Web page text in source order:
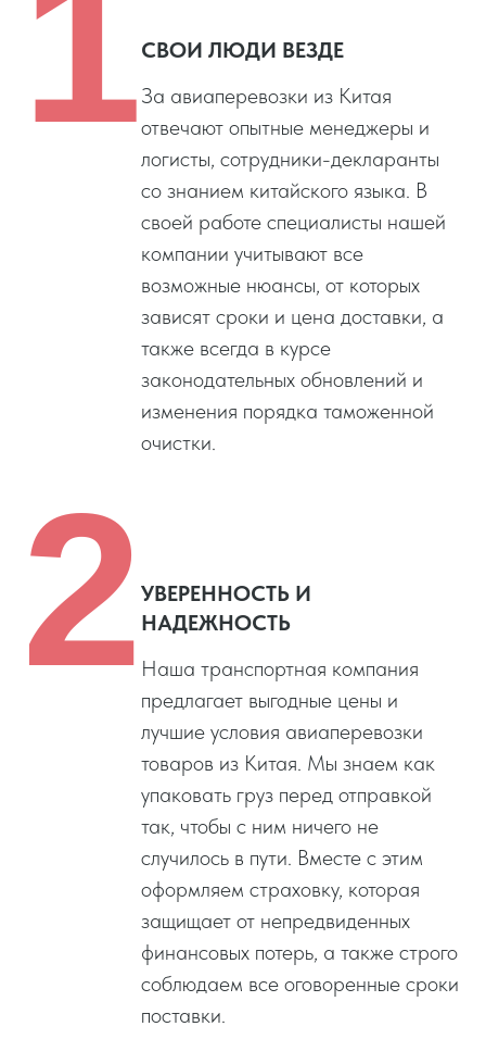
СВОИ ЛЮДИ ВЕЗДЕ
За авиаперевозки из Китая
отвечают опытные менеджеры и
логисты, сотрудники-декларанты
со знанием китайского языка. В
своей работе специалисты нашей
компании учитывают все
возможные нюансы, от которых
зависят сроки и цена доставки, а
также всегда в курсе
законодательных обновлений и
изменения порядка таможенной
очистки.
УВЕРЕННОСТЬ И
НАДЕЖНОСТЬ
Наша транспортная компания
предлагает выгодные цены и
лучшие условия авиаперевозки
товаров из Китая. Мы знаем как
упаковать груз перед отправкой
так, чтобы с ним ничего не
случилось в пути. Вместе с этим
оформляем страховку, которая
защищает от непредвиденных
финансовых потерь, а также строго
соблюдаем все оговоренные сроки
поставки.
2